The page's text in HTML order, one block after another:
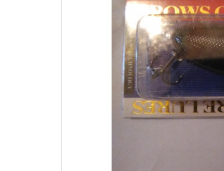
Сетевые снасти
Снасти на мирную рыбу
Туристическое снаряжение